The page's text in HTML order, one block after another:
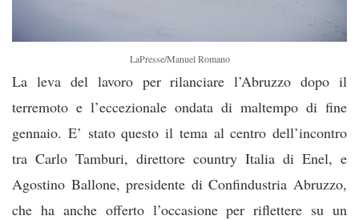
LaPresse/Manuel Romano
La leva del lavoro per rilanciare l’Abruzzo dopo il
terremoto e l’eccezionale ondata di maltempo di fine
gennaio. E’ stato questo il tema al centro dell’incontro
tra Carlo Tamburi, direttore country Italia di Enel, e
Agostino Ballone, presidente di Confindustria Abruzzo,
che ha anche offerto l’occasione per riflettere su un